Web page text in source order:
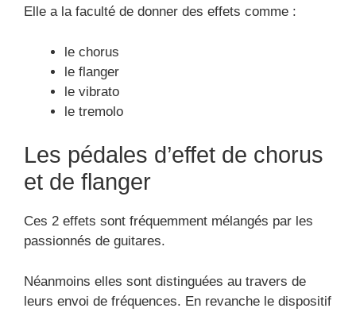
Elle a la faculté de donner des effets comme :
le chorus
le flanger
le vibrato
le tremolo
Les pédales d’effet de chorus
et de flanger
Ces 2 effets sont fréquemment mélangés par les
passionnés de guitares.
Néanmoins elles sont distinguées au travers de
leurs envoi de fréquences. En revanche le dispositif